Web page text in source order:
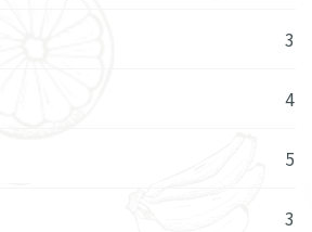
3
4
5
3